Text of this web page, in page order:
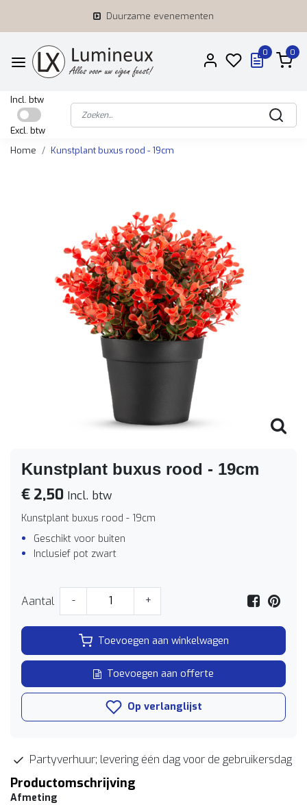
Duurzame evenementen
0 0
Incl. btw
Excl. btw
Home
Kunstplant buxus rood - 19cm
Kunstplant buxus rood - 19cm
€ 2,50 Incl. btw
Kunstplant buxus rood - 19cm
Geschikt voor buiten
Inclusief pot zwart
Aantal - +
Toevoegen aan winkelwagen
Toevoegen aan offerte
Op verlanglijst
Partyverhuur; levering één dag voor de gebruikersdag
Productomschrijving
Afmeting